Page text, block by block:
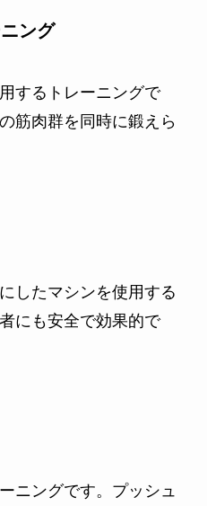
ング
するトレーニングで
筋肉群を同時に鍛えら
したマシンを使用する
にも安全で効果的で
ニングです。プッシュ